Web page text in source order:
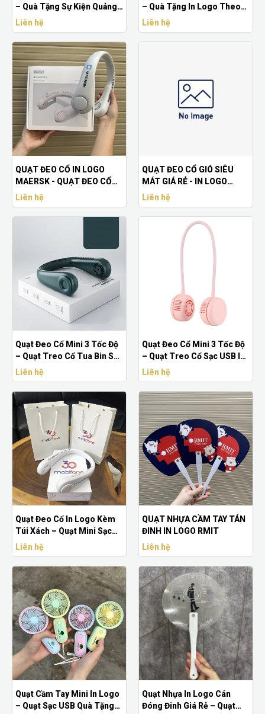
– Quà Tặng Sự Kiện Quảng
Cáo Giá Rẻ
Liên hệ
– Quà Tặng In Logo Theo
Yêu Cầu
Liên hệ
QUẠT ĐEO CỔ IN LOGO
MAERSK - QUẠT ĐEO CỔ
CHẤT LƯỢNG
Liên hệ
QUẠT ĐEO CỔ GIÓ SIÊU
MÁT GIÁ RẺ - IN LOGO
THEO YÊU CẦU
Liên hệ
Quạt Đeo Cổ Mini 3 Tốc Độ
– Quạt Treo Cổ Tua Bin Sạc
USB In Logo
Liên hệ
Quạt Đeo Cổ Mini 3 Tốc Độ
– Quạt Treo Cổ Sạc USB In
Logo
Liên hệ
Quạt Đeo Cổ In Logo Kèm
Túi Xách – Quạt Mini Sạc
Pin 4000mAh
Liên hệ
QUẠT NHỰA CẦM TAY TÁN
ĐINH IN LOGO RMIT
Liên hệ
Quạt Cầm Tay Mini In Logo
– Quạt Sạc USB Quà Tặng
Quạt Nhựa In Logo Cán
Đóng Đinh Giá Rẻ – Quạt